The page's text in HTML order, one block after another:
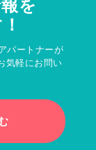
を
パートナーが
気軽にお問い